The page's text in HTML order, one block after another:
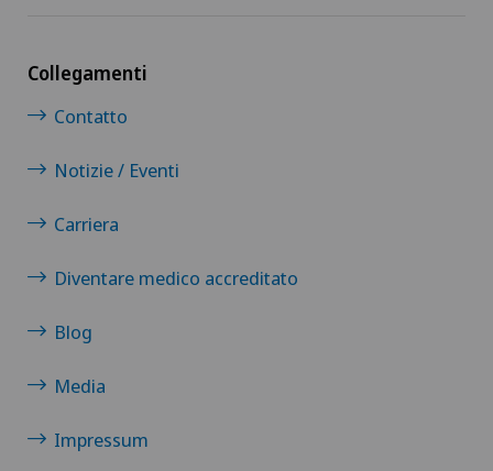
Collegamenti
Contatto
Notizie / Eventi
Carriera
Diventare medico accreditato
Blog
Media
Impressum